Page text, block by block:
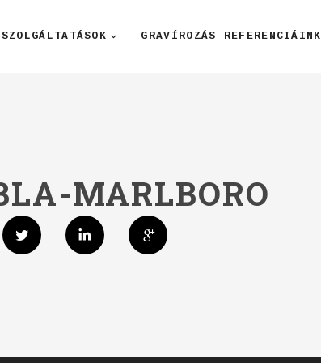
SZOLGÁLTATÁSOK GRAVÍROZÁS REFERENCIÁINK
MARLBORO